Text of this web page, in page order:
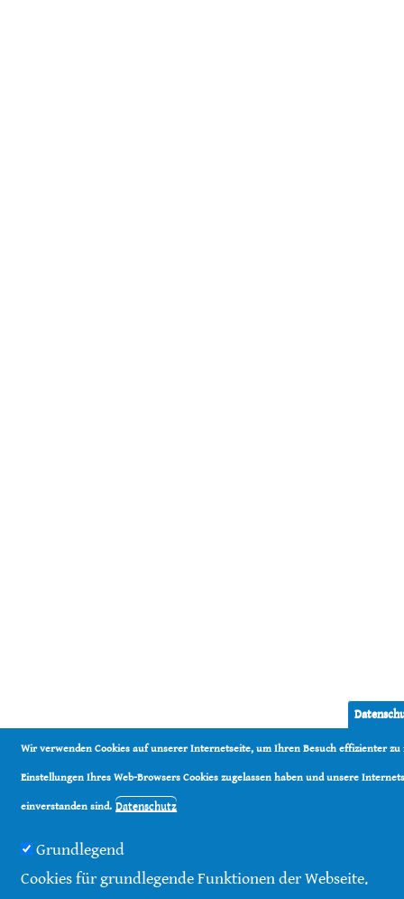
Wir verwenden Cookies auf unserer Internetseite, um Ihren Besuch effizienter
Einstellungen Ihres Web-Browsers Cookies zugelassen haben und unsere
einverstanden sind. Datenschutz
Grundlegend
Cookies für grundlegende Funktionen der Webseite.